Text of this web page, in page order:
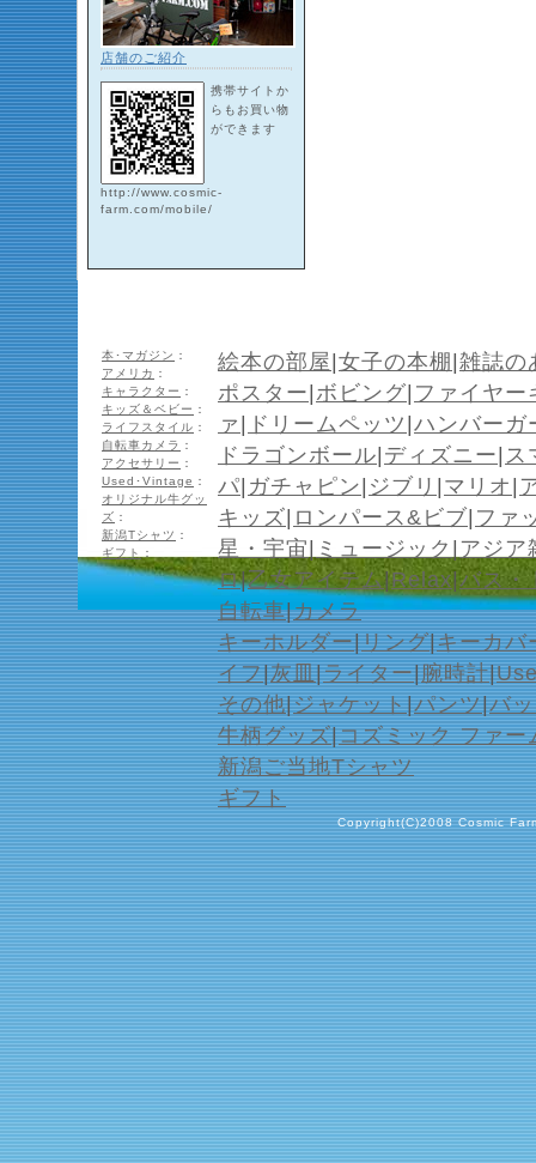
店舗のご紹介
携帯サイトか
らもお買い物
ができます
http://www.cosmic-
farm.com/mobile/
本･マガジン ：
アメリカ ：
キャラクター ：
キッズ＆ベビー ：
ライフスタイル ：
自転車カメラ
：
アクセサリー ：
Used･Vintage ：
オリジナル牛グッ
ズ ：
新潟Tシャツ ：
ギフト
：
絵本の部屋 女子の本棚 雑誌の
ポスター ボビング ファイヤー
ァ
ドリームペッツ ハンバーガ
ドラゴンボール ディズニー ス
パ ガチャピン ジブリ マリオ
キッズ ロンパース&ビブ ファ
星・宇宙 ミュージック アジア
ロ|乙女アイテム|Relax バス・
自転車|カメラ
キーホルダー|リング|キーカバ
イフ|灰皿|ライター|腕時計|
その他|ジャケット|パンツ|バ
牛柄グッズ|コズミック ファー
新潟ご当地Tシャツ
ギフト
Copyright(C)2008 Cosmic